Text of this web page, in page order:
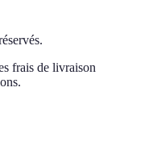
frais de livraison